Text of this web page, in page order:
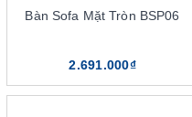
kính. Thiết kế bàn gỗ mặt
Đa dạng về kiểu
Bàn Sofa Mặt Tròn BSP06
2.691.000₫